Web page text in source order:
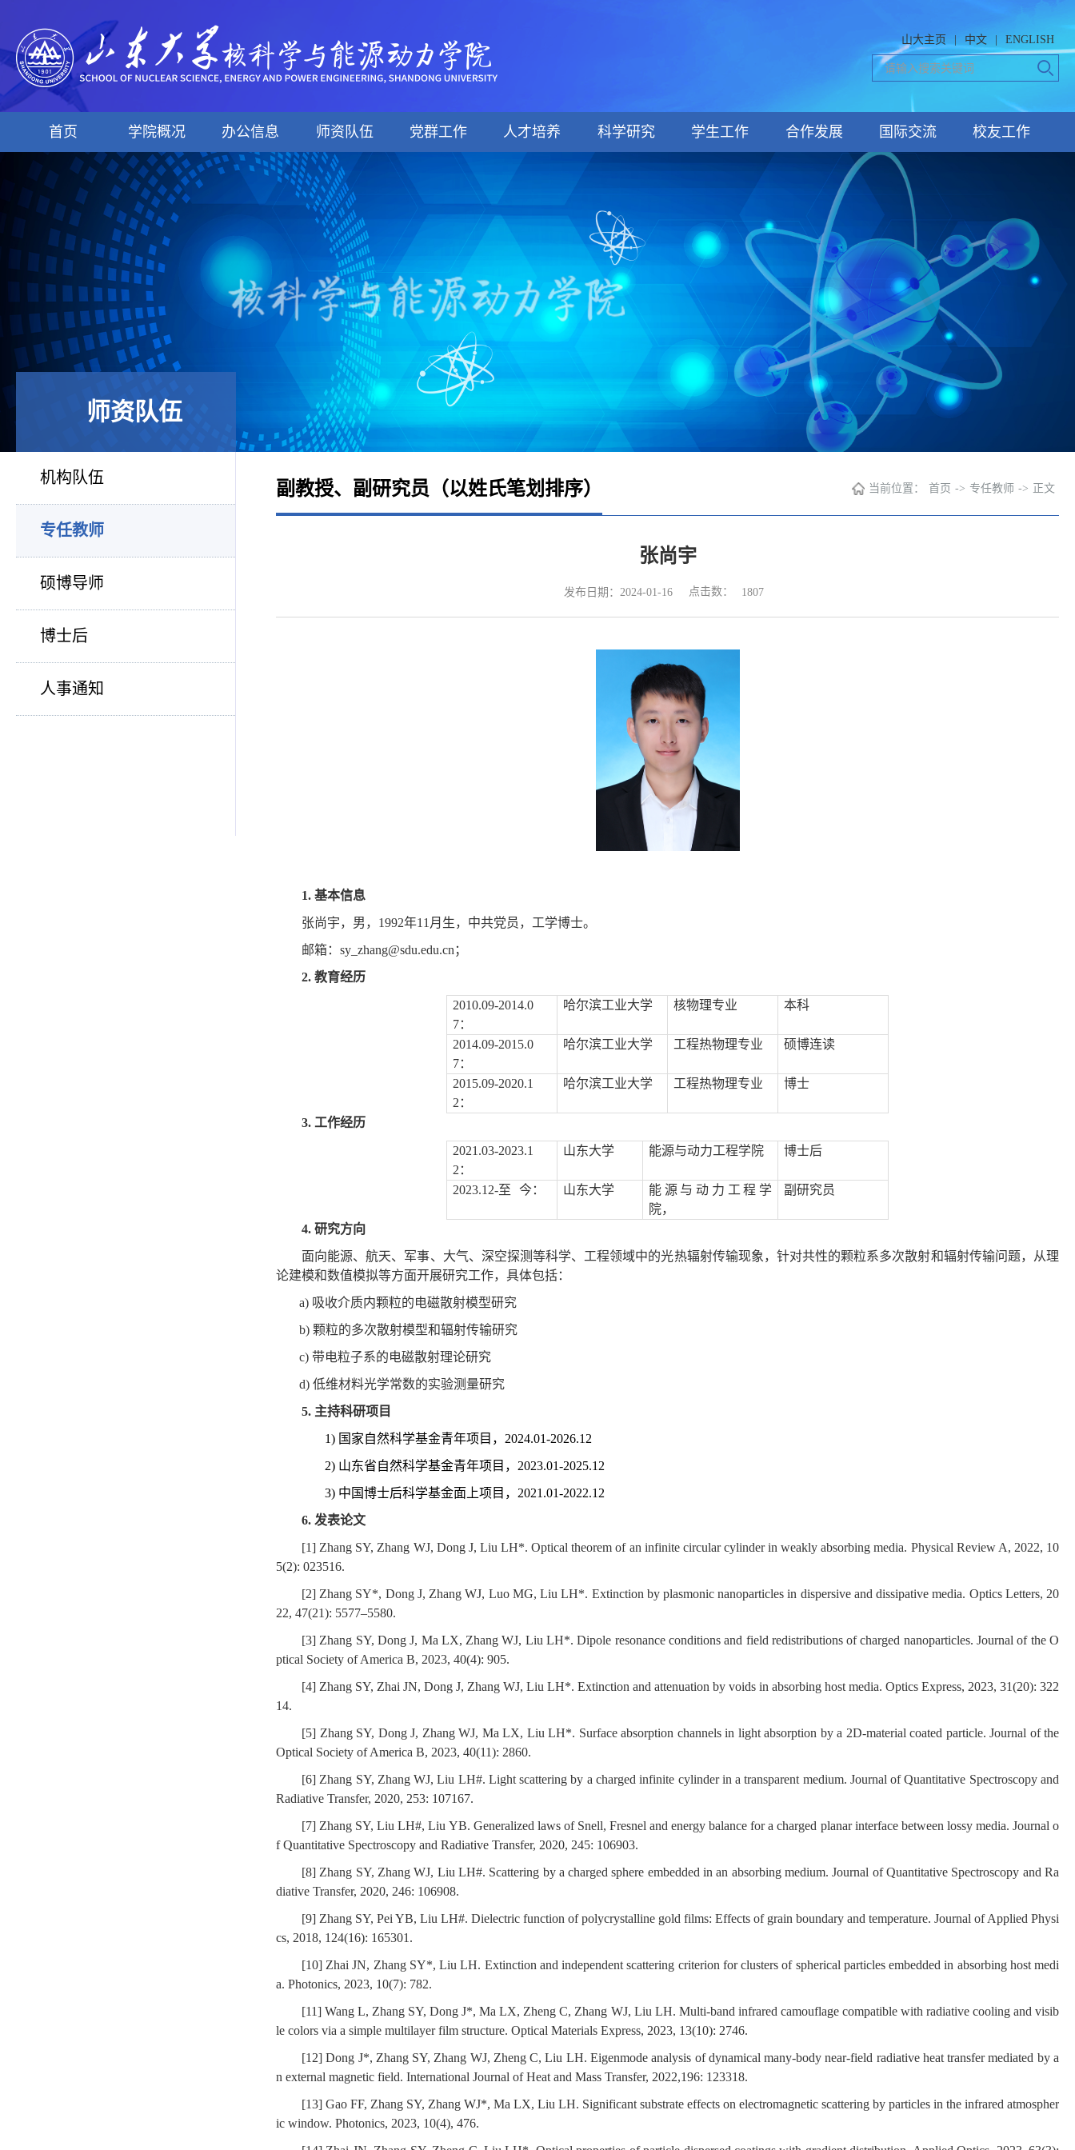
山大主页 中文 ENGLISH
首页 学院概况 办公信息 师资队伍 党群工作 人才培养 科学研究 学生工作 合作发展 国际交流 校友工作
师资队伍
机构队伍
专任教师
硕博导师
博士后
人事通知
副教授、副研究员（以姓氏笔划排序） 当前位置： 首页 -> 专任教师 -> 正文
张尚宇
发布日期：2024-01-16 点击数： 1807
1. 基本信息
张尚宇，男， 1992年11 月生，中共党员，工学博士。
邮箱： sy_zhang@sdu.edu.cn ；
2. 教育经历
2010.09-2014.0
7：
哈尔滨工业大学 核物理专业 本科
2014.09-2015.0
7：
哈尔滨工业大学 工程热物理专业 硕博连读
2015.09-2020.1
2 ：
哈尔滨工业大学 工程热物理专业 博士
3. 工作经历
2021.03-2023.1
2 ：
山东大学 能源与动力工程学院 博士后
2023.12-至 今： 山东大学
能源与动力工程学
院，
副研究员
4. 研究方向
面向能源、航天、军事、大气、深空探测等科学、工程领域中的光热辐射传输现象，针对共性的颗粒系多次散射和辐射传输问题，从理
论建模和数值模拟等方面开展研究工作，具体包括：
a) 吸收介质内颗粒的电磁散射模型研究
b) 颗粒的多次散射模型和辐射传输研究
c) 带电粒子系的电磁散射理论研究
d) 低维材料光学常数的实验测量研究
5. 主持科研项目
1) 国家自然科学基金青年项目， 2024.01-2026.12
2) 山东省自然科学基金青年项目， 2023.01-2025.12
3) 中国博士后科学基金面上项目， 2021.01-2022.12
6. 发表论文
[1] Zhang SY, Zhang WJ, Dong J, Liu LH*. Optical theorem of an infinite circular cylinder in weakly absorbing media. Physical Review A, 2022, 10
5(2): 023516.
[2] Zhang SY*, Dong J, Zhang WJ, Luo MG, Liu LH*. Extinction by plasmonic nanoparticles in dispersive and dissipative media. Optics Letters, 20
22, 47(21): 5577–5580.
[3] Zhang SY, Dong J, Ma LX, Zhang WJ, Liu LH*. Dipole resonance conditions and field redistributions of charged nanoparticles. Journal of the O
ptical Society of America B, 2023, 40(4): 905.
[4] Zhang SY, Zhai JN, Dong J, Zhang WJ, Liu LH*. Extinction and attenuation by voids in absorbing host media. Optics Express, 2023, 31(20): 322
14.
[5] Zhang SY, Dong J, Zhang WJ, Ma LX, Liu LH*. Surface absorption channels in light absorption by a 2D-material coated particle. Journal of the
Optical Society of America B, 2023, 40(11): 2860.
[6] Zhang SY, Zhang WJ, Liu LH#. Light scattering by a charged infinite cylinder in a transparent medium. Journal of Quantitative Spectroscopy and
Radiative Transfer, 2020, 253: 107167.
[7] Zhang SY, Liu LH#, Liu YB. Generalized laws of Snell, Fresnel and energy balance for a charged planar interface between lossy media. Journal o
f Quantitative Spectroscopy and Radiative Transfer, 2020, 245: 106903.
[8] Zhang SY, Zhang WJ, Liu LH#. Scattering by a charged sphere embedded in an absorbing medium. Journal of Quantitative Spectroscopy and Ra
diative Transfer, 2020, 246: 106908.
[9] Zhang SY, Pei YB, Liu LH#. Dielectric function of polycrystalline gold films: Effects of grain boundary and temperature. Journal of Applied Physi
cs, 2018, 124(16): 165301.
[10] Zhai JN, Zhang SY*, Liu LH. Extinction and independent scattering criterion for clusters of spherical particles embedded in absorbing host medi
a. Photonics, 2023, 10(7): 782.
[11] Wang L, Zhang SY, Dong J*, Ma LX, Zheng C, Zhang WJ, Liu LH. Multi-band infrared camouflage compatible with radiative cooling and visib
le colors via a simple multilayer film structure. Optical Materials Express, 2023, 13(10): 2746.
[12] Dong J*, Zhang SY, Zhang WJ, Zheng C, Liu LH. Eigenmode analysis of dynamical many-body near-field radiative heat transfer mediated by a
n external magnetic field. International Journal of Heat and Mass Transfer, 2022,196: 123318.
[13] Gao FF, Zhang SY, Zhang WJ*, Ma LX, Liu LH. Significant substrate effects on electromagnetic scattering by particles in the infrared atmospher
ic window. Photonics, 2023, 10(4), 476.